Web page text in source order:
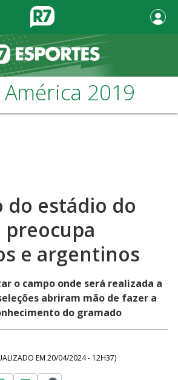
2019
do estádio do
e argentinos
o campo onde será realizada a
abriram mão de fazer a
do gramado
EM 20/04/2024 - 12H37)